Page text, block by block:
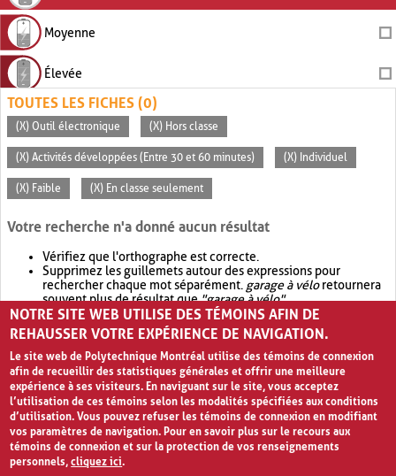
Moyenne
Élevée
TOUTES LES FICHES (0)
(X) Outil électronique (X) Hors classe
(X) Activités développées (Entre 30 et 60 minutes) (X) Individuel
(X) Faible (X) En classe seulement
Votre recherche n'a donné aucun résultat
Vérifiez que l'orthographe est correcte.
Supprimez les guillemets autour des expressions pour
rechercher chaque mot séparément. garage à véloretournera
souvent plus de résultat que"garage à vélo".
Envisagez d'élargir votre recherche avec OR.garage OR vélo
retournera souvent plus de résultat quegarage à vélo
NOTRE SITE WEB UTILISE DES TÉMOINS AFIN DE
REHAUSSER VOTRE EXPÉRIENCE DE NAVIGATION.
Le site web de Polytechnique Montréal utilise des témoins de connexion
afin de recueillir des statistiques générales et offrir une meilleure
expérience à ses visiteurs. En naviguant sur le site, vous acceptez
l’utilisation de ces témoins selon les modalités spécifiées aux conditions
d’utilisation. Vous pouvez refuser les témoins de connexion en modifiant
vos paramètres de navigation. Pour en savoir plus sur le recours aux
témoins de connexion et sur la protection de vos renseignements
personnels,cliquez ici.